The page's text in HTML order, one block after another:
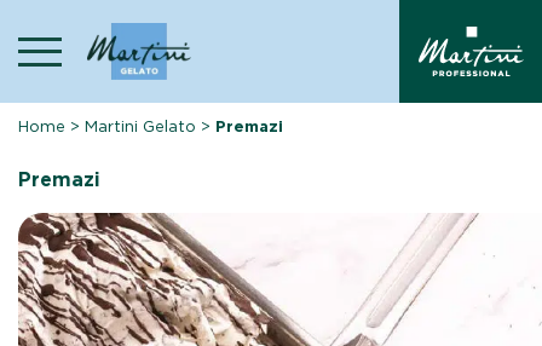
content
Home >Martini Gelato > Premazi
Premazi